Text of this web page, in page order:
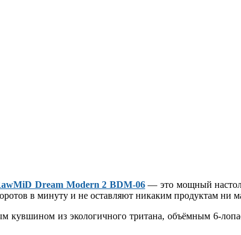
Dream Modern 2 BDM-06— это мощный
в минуту и не оставляют никаким продуктам ни
кувшином из экологичного тритана, объёмным 6-